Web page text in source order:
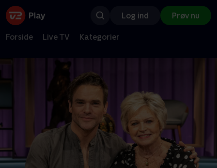
Log ind Prøv nu
Forside Live TV Kategorier